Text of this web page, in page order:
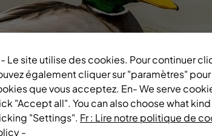
du pain aux
mais
Fota Magazine by CozyThemes.
- Le site utilise des cookies. Pour continuer
également cliquer sur "paramètres"
que vous acceptez. En- We serve
"Accept all". You can also choose what
"Settings". Fr : Lire notre politique de
-